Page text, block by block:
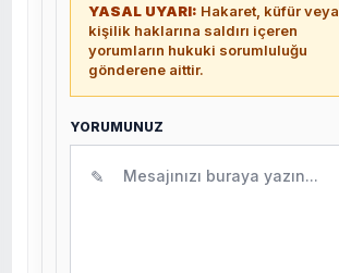
YASAL UYARI: Hakaret, küfür veya
kişilik haklarına saldırı içeren
yorumların hukuki sorumluluğu
gönderene aittir.
YORUMUNUZ
✎